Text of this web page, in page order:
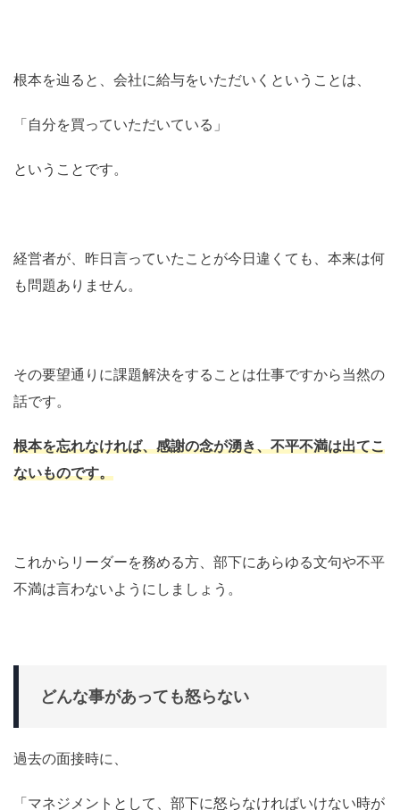
根本を辿ると、会社に給与をいただいくということは、
「自分を買っていただいている」
ということです。
経営者が、昨日言っていたことが今日違くても、本来は何
も問題ありません。
その要望通りに課題解決をすることは仕事ですから当然の
話です。
根本を忘れなければ、感謝の念が湧き、不平不満は出てこ
ないものです。
これからリーダーを務める方、部下にあらゆる文句や不平
不満は言わないようにしましょう。
どんな事があっても怒らない
過去の面接時に、
「マネジメントとして、部下に怒らなければいけない時が